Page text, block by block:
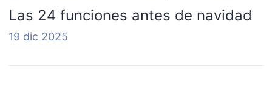
Las 24 funciones antes de navidad
19 dic 2025